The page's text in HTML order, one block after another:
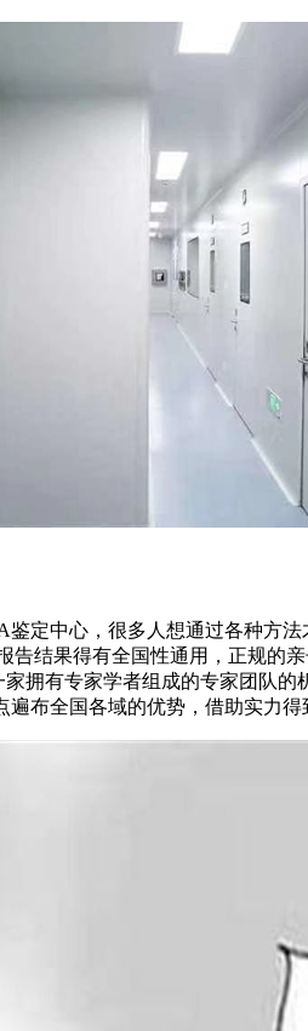
定中心，很多人想通过各种方
结果得有全国性通用，正规的
拥有专家学者组成的专家团队
布全国各域的优势，借助实力